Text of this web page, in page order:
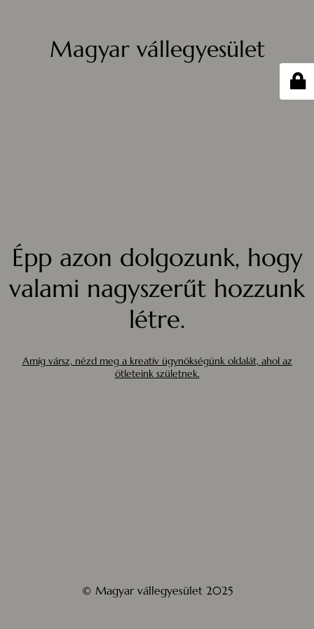
Magyar vállegyesület
Épp azon dolgozunk, hogy
valami nagyszerűt hozzunk
létre.
Amíg vársz, nézd meg a kreatív ügynökségünk oldalát, ahol az
ötleteink születnek.
© Magyar vállegyesület 2025